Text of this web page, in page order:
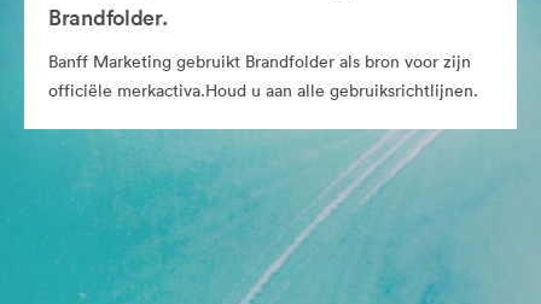
Brandfolder.
Banff Marketing gebruikt Brandfolder als bron voor zijn
officiële merkactiva.Houd u aan alle gebruiksrichtlijnen.